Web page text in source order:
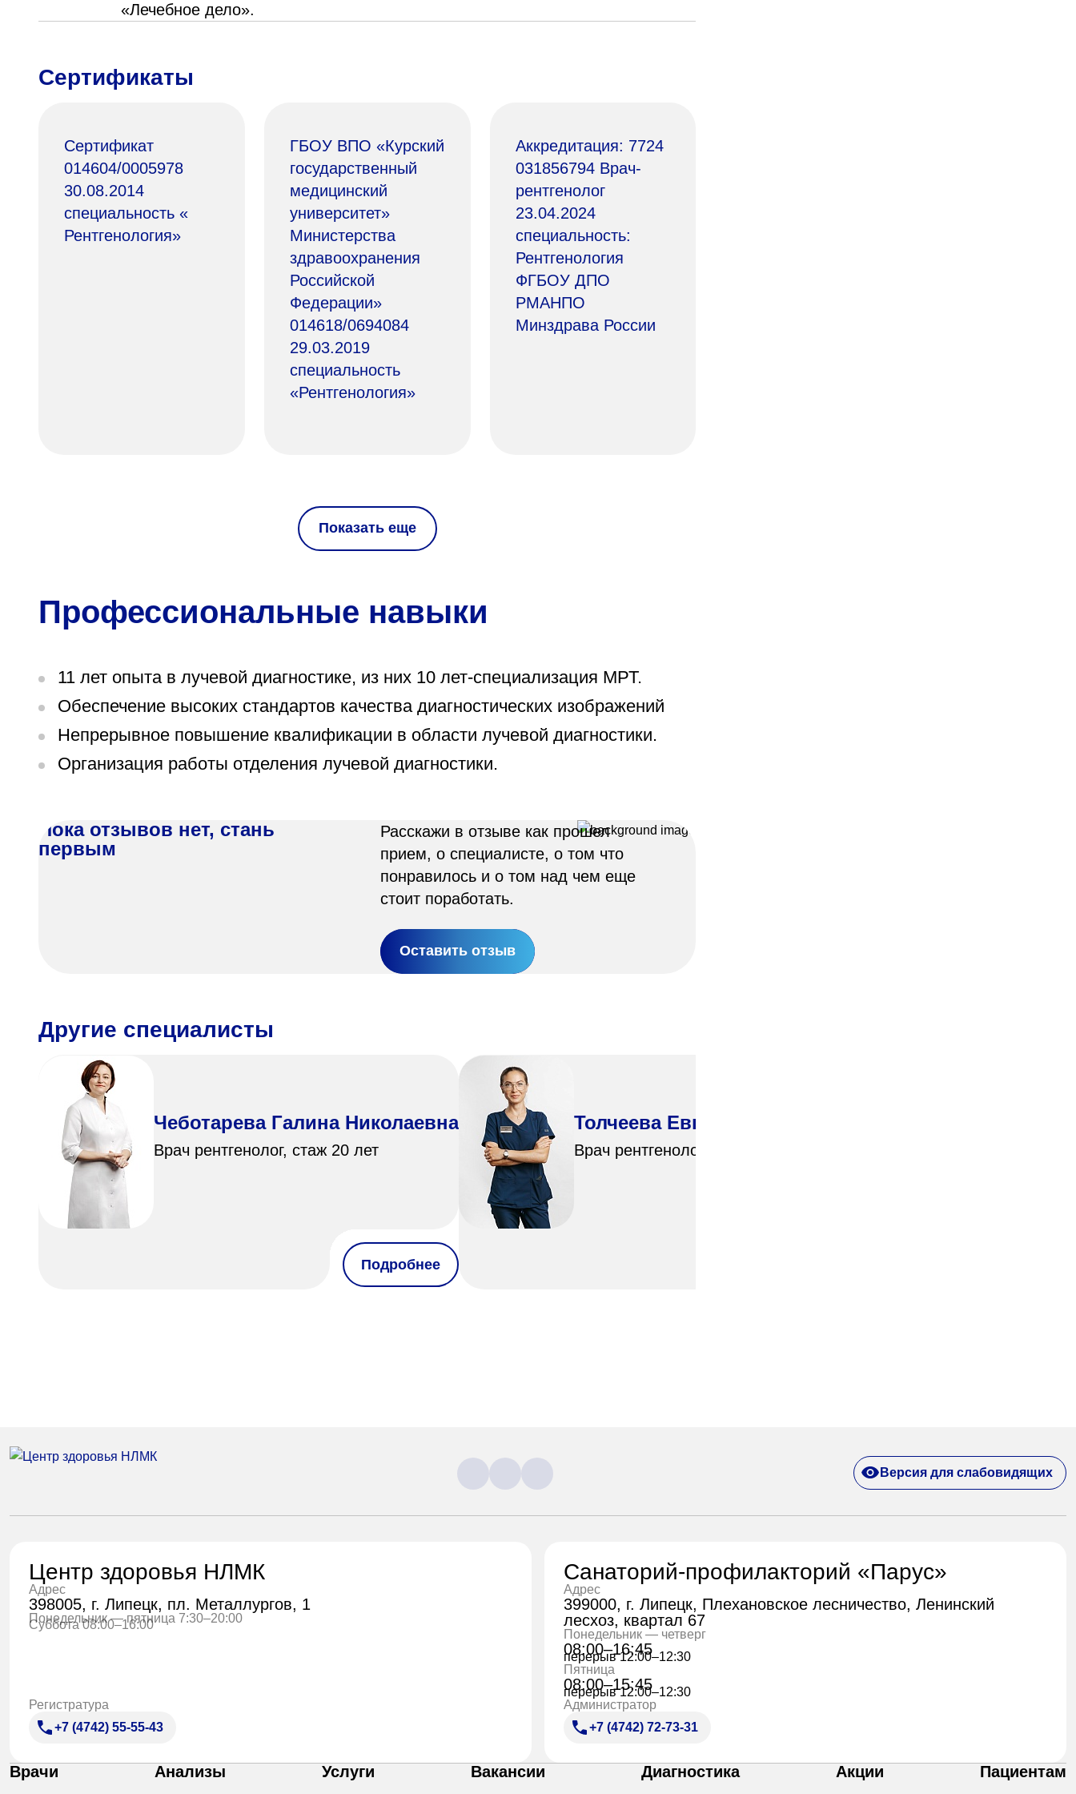
«Лечебное дело».
Сертификаты
Сертификат
014604/0005978
30.08.2014
специальность «
Рентгенология»
ГБОУ ВПО «Курский
государственный
медицинский
университет»
Министерства
здравоохранения
Российской
Федерации»
014618/0694084
29.03.2019
специальность
«Рентгенология»
Аккредитация: 7724
031856794 Врач-
рентгенолог
23.04.2024
специальность:
Рентгенология
ФГБОУ ДПО
РМАНПО
Минздрава России
Показать еще
Профессиональные навыки
11 лет опыта в лучевой диагностике, из них 10 лет-специализация МРТ.
Обеспечение высоких стандартов качества диагностических изображений
Непрерывное повышение квалификации в области лучевой диагностики.
Организация работы отделения лучевой диагностики.
Пока отзывов нет, стань
первым
Расскажи в отзыве как прошел
прием, о специалисте, о том что
понравилось и о том над чем еще
стоит поработать.
Оставить отзыв
Другие специалисты
Чеботарева Галина Николаевна
Врач рентгенолог, стаж 20 лет
Подробнее
Толчеева Евгения Викторовна
Врач рентгенолог, стаж 8 лет
Версия для слабовидящих
Центр здоровья НЛМК
Адрес
398005, г. Липецк, пл. Металлургов, 1
Понедельник — пятница 7:30–20:00
Суббота 08:00–16:00
Регистратура
+7 (4742) 55-55-43
Санаторий-профилакторий «Парус»
Адрес
399000, г. Липецк, Плехановское лесничество, Ленинский
лесхоз, квартал 67
Понедельник — четверг
08:00–16:45
перерыв 12:00–12:30
Пятница
08:00–15:45
перерыв 12:00–12:30
Администратор
+7 (4742) 72-73-31
Врачи Анализы Услуги Вакансии Диагностика Акции Пациентам